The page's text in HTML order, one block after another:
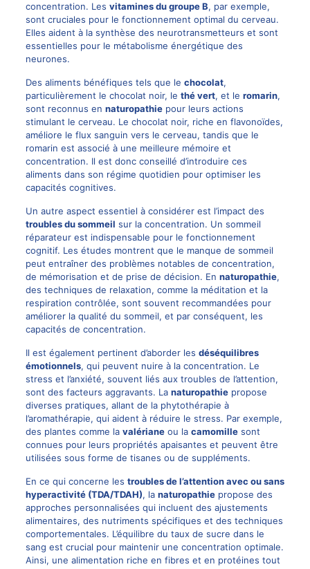
concentration. Les vitamines du groupe B, par exemple,
sont cruciales pour le fonctionnement optimal du cerveau.
Elles aident à la synthèse des neurotransmetteurs et sont
essentielles pour le métabolisme énergétique des
neurones.
Des aliments bénéfiques tels que le chocolat,
particulièrement le chocolat noir, le thé vert, et le romarin,
sont reconnus en naturopathiepour leurs actions
stimulant le cerveau. Le chocolat noir, riche en flavonoïdes,
améliore le flux sanguin vers le cerveau, tandis que le
romarin est associé à une meilleure mémoire et
concentration. Il est donc conseillé d’introduire ces
aliments dans son régime quotidien pour optimiser les
capacités cognitives.
Un autre aspect essentiel à considérer est l’impact des
troubles du sommeil sur la concentration. Un sommeil
réparateur est indispensable pour le fonctionnement
cognitif. Les études montrent que le manque de sommeil
peut entraîner des problèmes notables de concentration,
de mémorisation et de prise de décision. En naturopathie,
des techniques de relaxation, comme la méditation et la
respiration contrôlée, sont souvent recommandées pour
améliorer la qualité du sommeil, et par conséquent, les
capacités de concentration.
Il est également pertinent d’aborder les déséquilibres
émotionnels, qui peuvent nuire à la concentration. Le
stress et l’anxiété, souvent liés aux troubles de l’attention,
sont des facteurs aggravants. La naturopathiepropose
diverses pratiques, allant de la phytothérapie à
l’aromathérapie, qui aident à réduire le stress. Par exemple,
des plantes comme la valérianeou la camomillesont
connues pour leurs propriétés apaisantes et peuvent être
utilisées sous forme de tisanes ou de suppléments.
En ce qui concerne les troubles de l’attention avec ou sans
hyperactivité (TDA/TDAH), la naturopathiepropose des
approches personnalisées qui incluent des ajustements
alimentaires, des nutriments spécifiques et des techniques
comportementales. L’équilibre du taux de sucre dans le
sang est crucial pour maintenir une concentration optimale.
Ainsi, une alimentation riche en fibres et en protéines tout